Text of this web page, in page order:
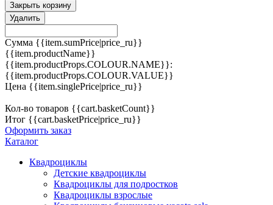
Закрыть корзину
Удалить
Сумма {{item.sumPrice|price_ru}}
{{item.productName}}
{{item.productProps.COLOUR.NAME}}:
{{item.productProps.COLOUR.VALUE}}
Цена {{item.singlePrice|price_ru}}
Кол-во товаров {{cart.basketCount}}
Итог {{cart.basketPrice|price_ru}}
Оформить заказ
Каталог
Квадроциклы
Детские квадроциклы
Квадроциклы для подростков
Квадроциклы взрослые